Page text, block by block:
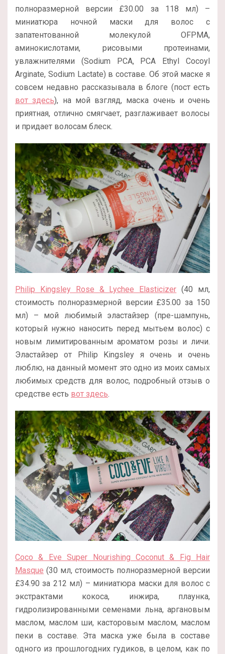
полноразмерной версии £30.00 за 118 мл) –
миниатюра ночной маски для волос с
запатентованной молекулой OFPMA,
аминокислотами, рисовыми протеинами,
увлажнителями (Sodium PCA, PCA Ethyl Cocoyl
Arginate, Sodium Lactate) в составе. Об этой маске я
совсем недавно рассказывала в блоге (пост есть
вот здесь), на мой взгляд, маска очень и очень
приятная, отлично смягчает, разглаживает волосы
и придает волосам блеск.
Philip Kingsley Rose & Lychee Elasticizer (40 мл,
стоимость полноразмерной версии £35.00 за 150
мл) – мой любимый эластайзер (пре-шампунь,
который нужно наносить перед мытьем волос) с
новым лимитированным ароматом розы и личи.
Эластайзер от Philip Kingsley я очень и очень
люблю, на данный момент это одно из моих самых
любимых средств для волос, подробный отзыв о
средстве есть вот здесь.
Coco & Eve Super Nourishing Coconut & Fig Hair
Masque (30 мл, стоимость полноразмерной версии
£34.90 за 212 мл) – миниатюра маски для волос с
экстрактами кокоса, инжира, плаунка,
гидролизированными семенами льна, аргановым
маслом, маслом ши, касторовым маслом, маслом
пеки в составе. Эта маска уже была в составе
одного из прошлогодних гудиков, в целом, как по